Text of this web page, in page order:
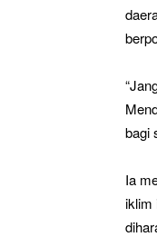
bagi
Ia
iklim